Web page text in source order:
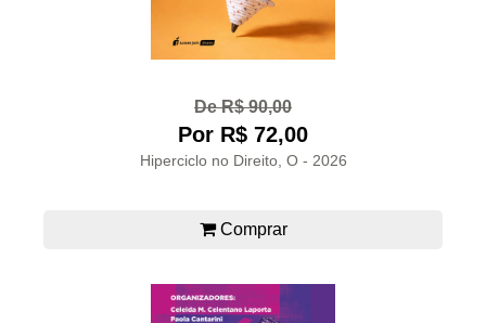
De R$ 90,00
Por R$ 72,00
Hiperciclo no Direito, O - 2026
Comprar